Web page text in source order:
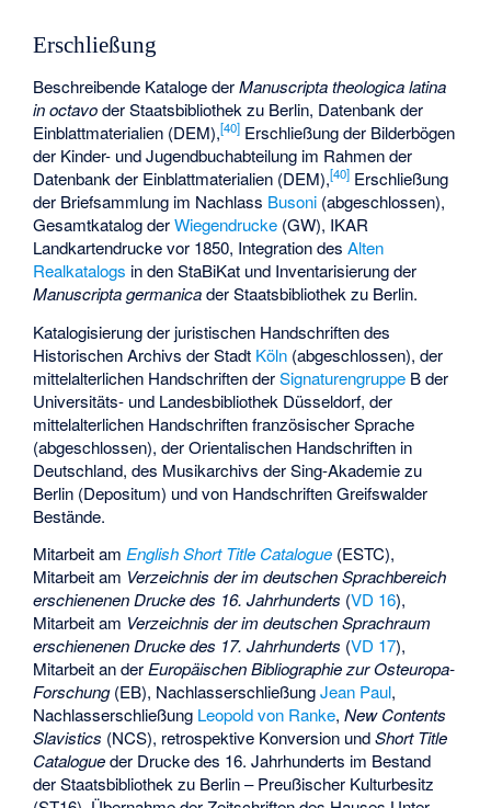
Erschließung
Beschreibende Kataloge derManuscripta theologica latina
in octavoder Staatsbibliothek zu Berlin, Datenbank der
Einblattmaterialien (DEM),[40] Erschließung der Bilderbögen
der Kinder- und Jugendbuchabteilung im Rahmen der
Datenbank der Einblattmaterialien (DEM),[40] Erschließung
der Briefsammlung im Nachlass Busoni (abgeschlossen),
Gesamtkatalog derWiegendrucke (GW), IKAR
Landkartendrucke vor 1850, Integration desAlten
Realkatalogs in den StaBiKat und Inventarisierung der
Manuscripta germanicader Staatsbibliothek zu Berlin.
Katalogisierung der juristischen Handschriften des
Historischen Archivs der Stadt Köln (abgeschlossen), der
mittelalterlichen Handschriften derSignaturengruppe B der
Universitäts- und Landesbibliothek Düsseldorf, der
mittelalterlichen Handschriften französischer Sprache
(abgeschlossen), der Orientalischen Handschriften in
Deutschland, des Musikarchivs der Sing-Akademie zu
Berlin (Depositum) und von Handschriften Greifswalder
Bestände.
Mitarbeit amEnglish Short Title Catalogue (ESTC),
Mitarbeit am Verzeichnis der im deutschen Sprachbereich
erschienenen Drucke des 16. Jahrhunderts (VD 16),
Mitarbeit am Verzeichnis der im deutschen Sprachraum
erschienenen Drucke des 17. Jahrhunderts (VD 17),
Mitarbeit an derEuropäischen Bibliographie zur Osteuropa-
Forschung(EB), NachlasserschließungJean Paul,
Nachlasserschließung Leopold von Ranke,New Contents
Slavistics (NCS), retrospektive Konversion undShort Title
Catalogueder Drucke des 16. Jahrhunderts im Bestand
der Staatsbibliothek zu Berlin – Preußischer Kulturbesitz